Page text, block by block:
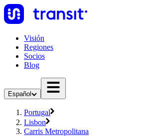
Visión
Regiones
Socios
Blog
Español
Portugal
Lisbon
Carris Metropolitana